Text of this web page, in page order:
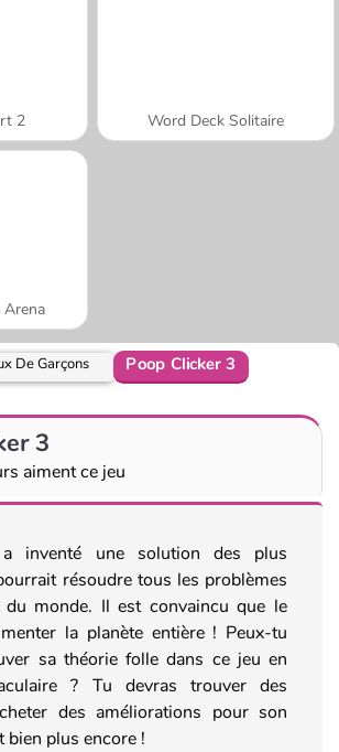
2 Word Deck Solitaire
De Garçons Poop Clicker 3
3
aiment ce jeu
inventé une solution des plus
résoudre tous les problèmes
du monde. Il est convaincu que le
la planète entière ! Peux-tu
sa théorie folle dans ce jeu en
? Tu devras trouver des
des améliorations pour son
bien plus encore !